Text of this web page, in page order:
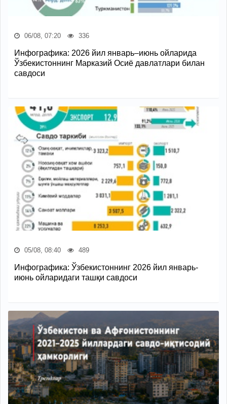
06/08, 07:20 336
Инфографика: 2026 йил январь–июнь ойларида
Ўзбекистоннинг Марказий Осиё давлатлари билан
савдоси
05/08, 08:40 489
Инфографика: Ўзбекистоннинг 2026 йил январь-
июнь ойларидаги ташқи савдоси